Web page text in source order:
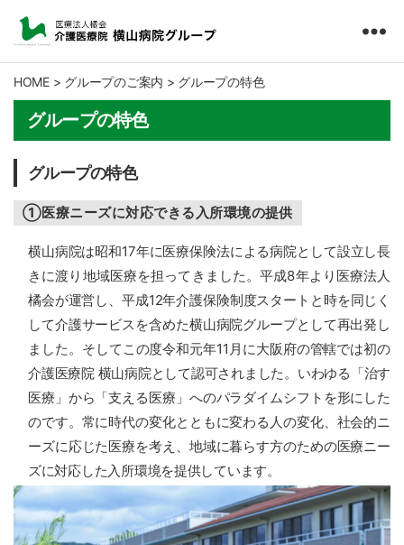
療
医
院
山
ル
HOME > グループのご案内 > グループの特色
グループの特色
グループの特色
①医療ニーズに対応できる入所環境の提供
横山病院は昭和17年に医療保険法による病院として設立し長
きに渡り地域医療を担ってきました。平成8年より医療法人
橘会が運営し、平成12年介護保険制度スタートと時を同じく
して介護サービスを含めた横山病院グループとして再出発し
ました。そしてこの度令和元年11月に大阪府の管轄では初の
介護医療院 横山病院として認可されました。いわゆる「治す
医療」から「支える医療」へのパラダイムシフトを形にした
のです。常に時代の変化とともに変わる人の変化、社会的ニ
ーズに応じた医療を考え、地域に暮らす方のための医療ニー
ズに対応した入所環境を提供しています。